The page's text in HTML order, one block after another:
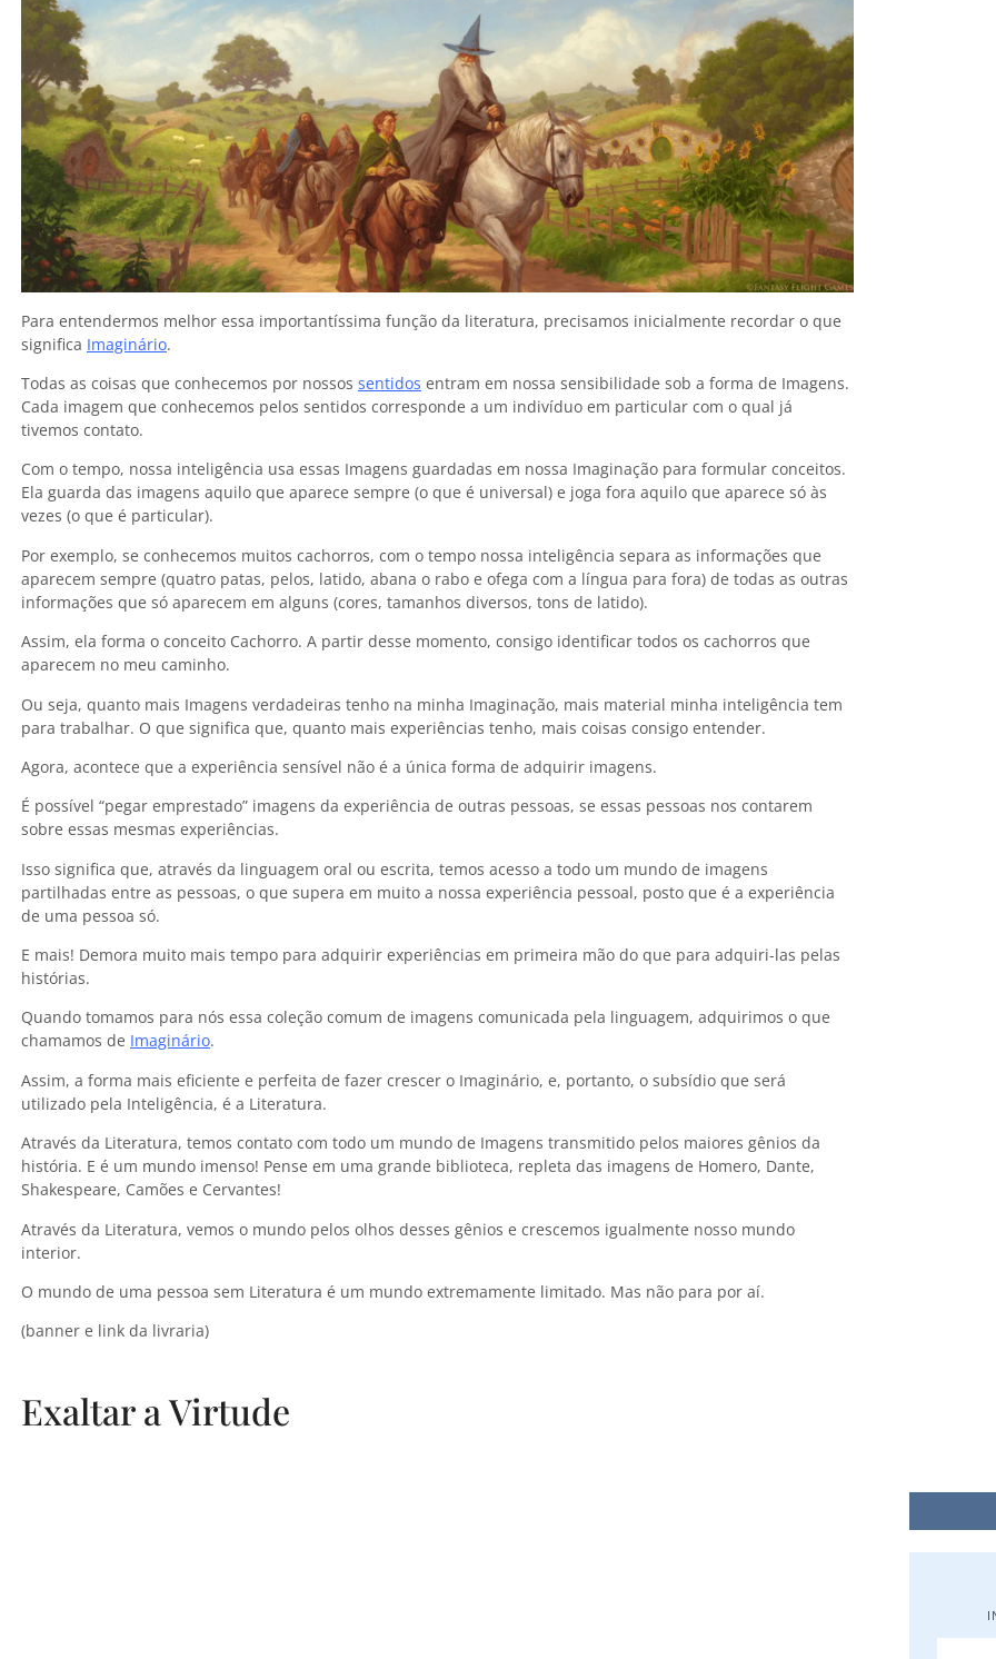
Para entendermos melhor essa importantíssima função da literatura, precisamos inicialmente recordar o que
significa Imaginário.
Todas as coisas que conhecemos por nossos sentidos entram em nossa sensibilidade sob a forma de Imagens.
Cada imagem que conhecemos pelos sentidos corresponde a um indivíduo em particular com o qual já
tivemos contato.
Com o tempo, nossa inteligência usa essas Imagens guardadas em nossa Imaginação para formular conceitos.
Ela guarda das imagens aquilo que aparece sempre (o que é universal) e joga fora aquilo que aparece só às
vezes (o que é particular).
Por exemplo, se conhecemos muitos cachorros, com o tempo nossa inteligência separa as informações que
aparecem sempre (quatro patas, pelos, latido, abana o rabo e ofega com a língua para fora) de todas as outras
informações que só aparecem em alguns (cores, tamanhos diversos, tons de latido).
Assim, ela forma o conceito Cachorro. A partir desse momento, consigo identificar todos os cachorros que
aparecem no meu caminho.
Ou seja, quanto mais Imagens verdadeiras tenho na minha Imaginação, mais material minha inteligência tem
para trabalhar. O que significa que, quanto mais experiências tenho, mais coisas consigo entender.
Agora, acontece que a experiência sensível não é a única forma de adquirir imagens.
É possível “pegar emprestado” imagens da experiência de outras pessoas, se essas pessoas nos contarem
sobre essas mesmas experiências.
Isso significa que, através da linguagem oral ou escrita, temos acesso a todo um mundo de imagens
partilhadas entre as pessoas, o que supera em muito a nossa experiência pessoal, posto que é a experiência
de uma pessoa só.
E mais! Demora muito mais tempo para adquirir experiências em primeira mão do que para adquiri-las pelas
histórias.
Quando tomamos para nós essa coleção comum de imagens comunicada pela linguagem, adquirimos o que
chamamos de Imaginário.
Assim, a forma mais eficiente e perfeita de fazer crescer o Imaginário, e, portanto, o subsídio que será
utilizado pela Inteligência, é a Literatura.
Através da Literatura, temos contato com todo um mundo de Imagens transmitido pelos maiores gênios da
história. E é um mundo imenso! Pense em uma grande biblioteca, repleta das imagens de Homero, Dante,
Shakespeare, Camões e Cervantes!
Através da Literatura, vemos o mundo pelos olhos desses gênios e crescemos igualmente nosso mundo
interior.
O mundo de uma pessoa sem Literatura é um mundo extremamente limitado. Mas não para por aí.
(banner e link da livraria)
Exaltar a Virtude